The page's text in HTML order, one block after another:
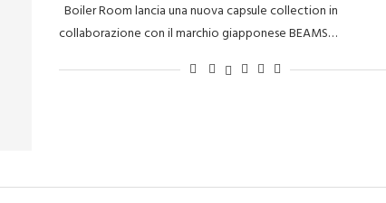
Boiler Room lancia una nuova capsule collection in
collaborazione con il marchio giapponese BEAMS…